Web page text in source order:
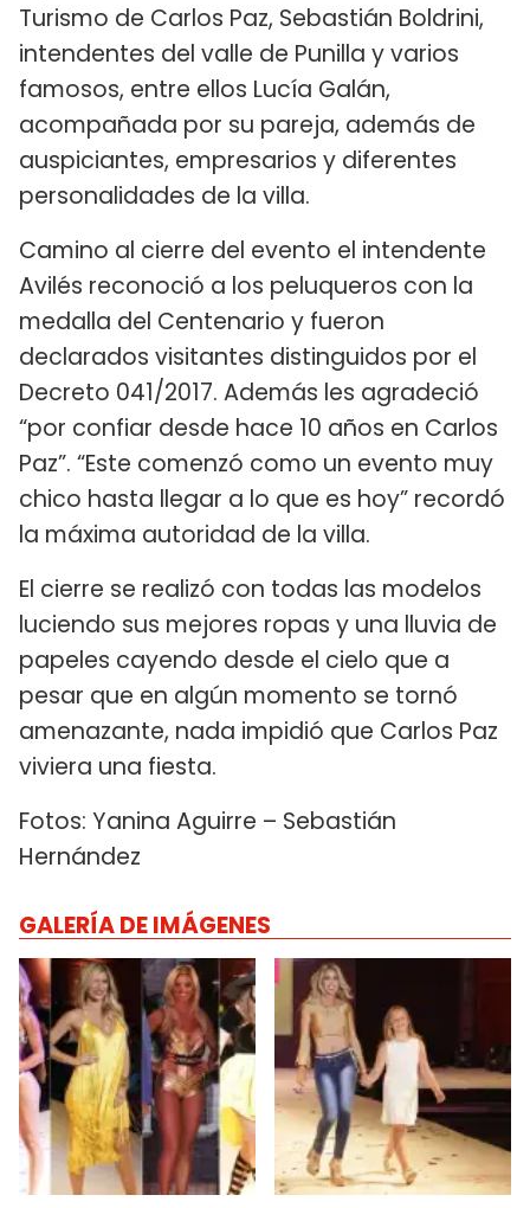
Turismo de Carlos Paz, Sebastián Boldrini,
intendentes del valle de Punilla y varios
famosos, entre ellos Lucía Galán,
acompañada por su pareja, además de
auspiciantes, empresarios y diferentes
personalidades de la villa.
Camino al cierre del evento el intendente
Avilés reconoció a los peluqueros con la
medalla del Centenario y fueron
declarados visitantes distinguidos por el
Decreto 041/2017. Además les agradeció
“por confiar desde hace 10 años en Carlos
Paz”. “Este comenzó como un evento muy
chico hasta llegar a lo que es hoy” recordó
la máxima autoridad de la villa.
El cierre se realizó con todas las modelos
luciendo sus mejores ropas y una lluvia de
papeles cayendo desde el cielo que a
pesar que en algún momento se tornó
amenazante, nada impidió que Carlos Paz
viviera una fiesta.
Fotos: Yanina Aguirre – Sebastián
Hernández
GALERÍA DE IMÁGENES